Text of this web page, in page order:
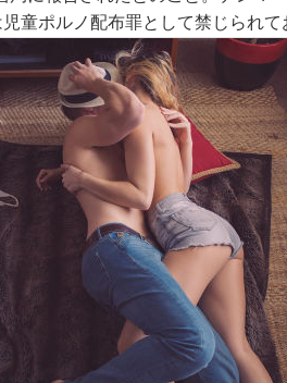
童ポルノ配布罪として禁じられて